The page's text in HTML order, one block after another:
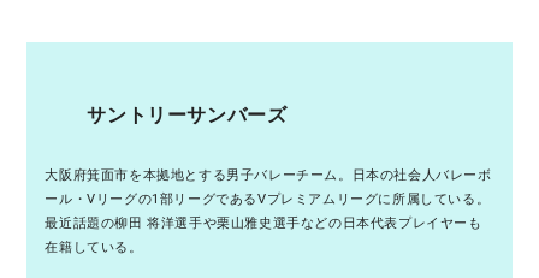
サントリーサンバーズ
大阪府箕面市を本拠地とする男子バレーチーム。日本の社会人バレーボ
ール・Vリーグの1部リーグであるVプレミアムリーグに所属している。
最近話題の柳田 将洋選手や栗山雅史選手などの日本代表プレイヤーも
在籍している。